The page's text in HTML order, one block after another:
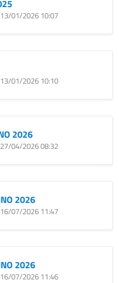
01/2026 10:07
01/2026 10:10
2026
04/2026 08:32
2026
07/2026 11:47
2026
07/2026 11:46